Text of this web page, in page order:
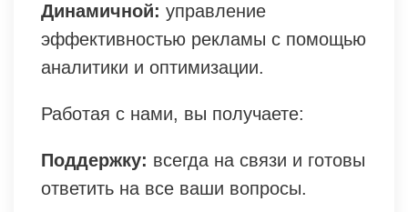
Динамичной: управление
эффективностью рекламы с помощью
аналитики и оптимизации.
Работая с нами, вы получаете:
Поддержку: всегда на связи и готовы
ответить на все ваши вопросы.